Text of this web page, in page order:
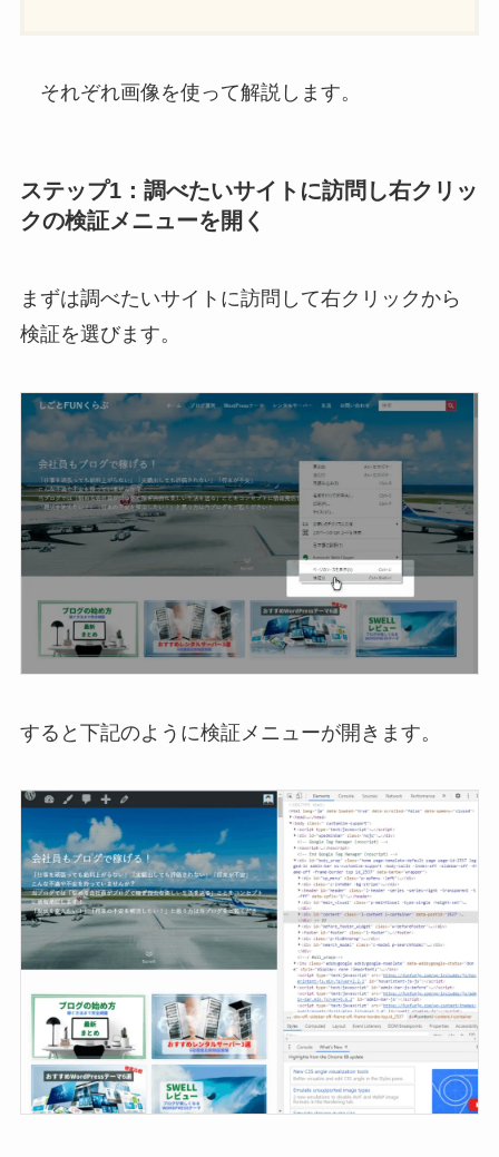
それぞれ画像を使って解説します。
ステップ1：調べたいサイトに訪問し右クリッ
クの検証メニューを開く
まずは調べたいサイトに訪問して右クリックから
検証を選びます。
すると下記のように検証メニューが開きます。